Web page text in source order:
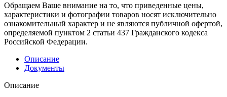
Обращаем Ваше внимание на то, что приведенные цены,
характеристики и фотографии товаров носят исключительно
ознакомительный характер и не являются публичной офертой,
определяемой пунктом 2 статьи 437 Гражданского кодекса
Российской Федерации.
Описание
Документы
Описание